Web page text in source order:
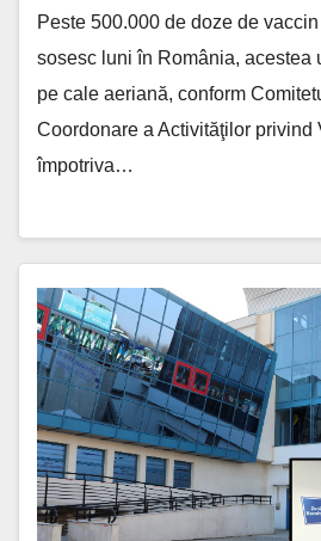
Peste 500.000 de doze de
sosesc luni în România, acestea
pe cale aeriană, conform
Coordonare a Activităţilor privind
împotriva…